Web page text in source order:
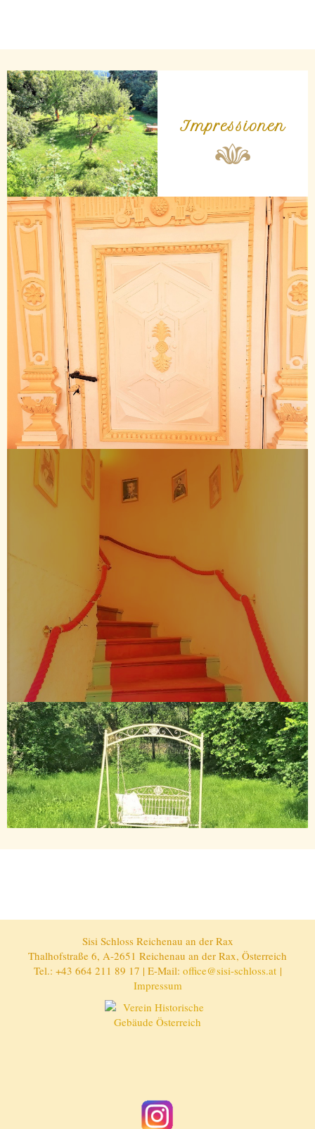
Impressionen
Sisi Schloss Reichenau an der Rax
Thalhofstraße 6, A-2651 Reichenau an der Rax, Österreich
Tel.: +43 664 211 89 17 | E-Mail: office@sisi-schloss.at|
Impressum